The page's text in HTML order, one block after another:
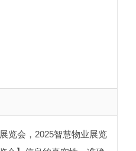
览会，2025智慧物业展览